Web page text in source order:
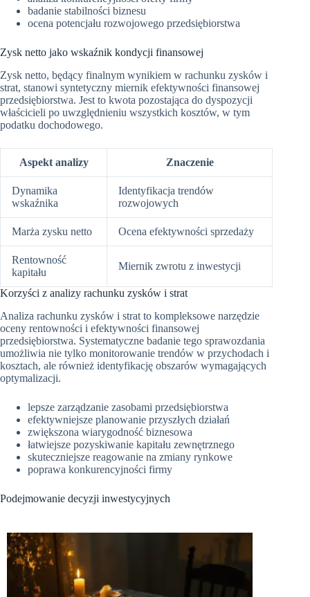
badanie stabilności biznesu
ocena potencjału rozwojowego przedsiębiorstwa
Zysk netto jako wskaźnik kondycji finansowej
Zysk netto, będący finalnym wynikiem w rachunku zysków i
strat, stanowi syntetyczny miernik efektywności finansowej
przedsiębiorstwa. Jest to kwota pozostająca do dyspozycji
właścicieli po uwzględnieniu wszystkich kosztów, w tym
podatku dochodowego.
Aspekt analizy Znaczenie
Dynamika
wskaźnika
Identyfikacja trendów
rozwojowych
Marża zysku netto Ocena efektywności sprzedaży
Rentowność
kapitału
Miernik zwrotu z inwestycji
Korzyści z analizy rachunku zysków i strat
Analiza rachunku zysków i strat to kompleksowe narzędzie
oceny rentowności i efektywności finansowej
przedsiębiorstwa. Systematyczne badanie tego sprawozdania
umożliwia nie tylko monitorowanie trendów w przychodach i
kosztach, ale również identyfikację obszarów wymagających
optymalizacji.
lepsze zarządzanie zasobami przedsiębiorstwa
efektywniejsze planowanie przyszłych działań
zwiększona wiarygodność biznesowa
łatwiejsze pozyskiwanie kapitału zewnętrznego
skuteczniejsze reagowanie na zmiany rynkowe
poprawa konkurencyjności firmy
Podejmowanie decyzji inwestycyjnych